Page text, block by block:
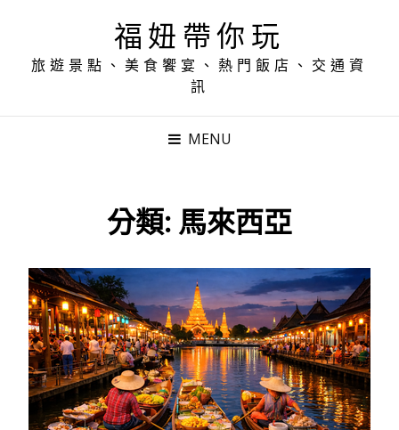
福妞帶你玩
旅遊景點、美食饗宴、熱門飯店、交通資
訊
MENU
分類: 馬來西亞